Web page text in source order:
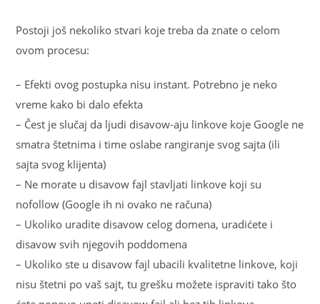
Postoji još nekoliko stvari koje treba da znate o celom
ovom procesu:
– Efekti ovog postupka nisu instant. Potrebno je neko
vreme kako bi dalo efekta
– Čest je slučaj da ljudi disavow-aju linkove koje Google ne
smatra štetnima i time oslabe rangiranje svog sajta (ili
sajta svog klijenta)
– Ne morate u disavow fajl stavljati linkove koji su
nofollow (Google ih ni ovako ne računa)
– Ukoliko uradite disavow celog domena, uradićete i
disavow svih njegovih poddomena
– Ukoliko ste u disavow fajl ubacili kvalitetne linkove, koji
nisu štetni po vaš sajt, tu grešku možete ispraviti tako što